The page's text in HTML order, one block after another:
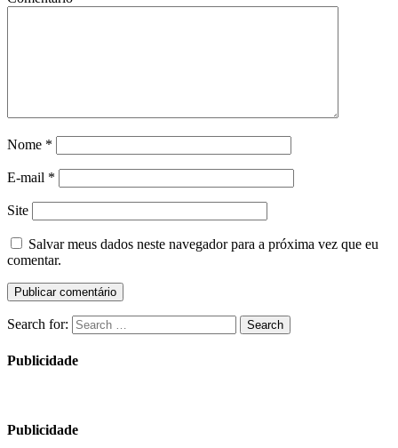
Nome *
E-mail *
Site
Salvar meus dados neste navegador para a próxima vez que eu
comentar.
Search for: Search
Publicidade
Publicidade